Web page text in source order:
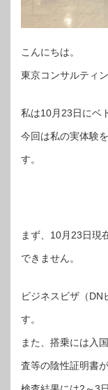
こんにちは。
東京コンサルティ
私は10月23日にベ
今回は私の実体験
す。
まず、10月23日現
できません。
ビジネスビザ（DN
す。
また、搭乗には入
査等の陰性証明書